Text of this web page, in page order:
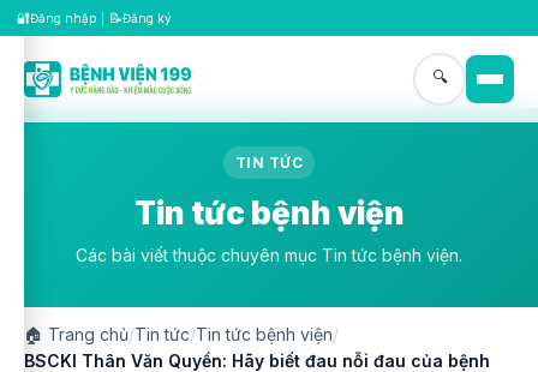
🔐Đăng nhập 📝Đăng ký
🔍
TIN TỨC
Tin tức bệnh viện
Các bài viết thuộc chuyên mục Tin tức bệnh viện.
🏠 Trang chủ/Tin tức/Tin tức bệnh viện/
BSCKI Thân Văn Quyền: Hãy biết đau nỗi đau của bệnh